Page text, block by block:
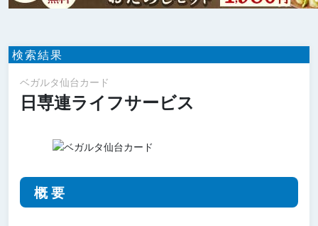
検索結果
ベガルタ仙台カード
日専連ライフサービス
概要